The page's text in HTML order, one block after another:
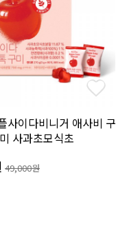
사이다비니거 애사비 구
사과초모식초
49,000원